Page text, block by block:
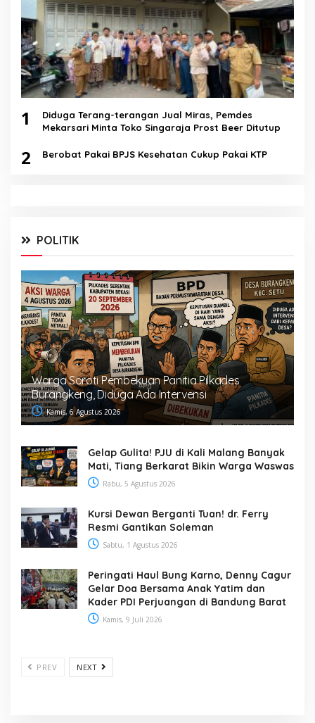
1
Diduga Terang-terangan Jual Miras, Pemdes
Mekarsari Minta Toko Singaraja Prost Beer Ditutup
2 Berobat Pakai BPJS Kesehatan Cukup Pakai KTP
POLITIK
Warga Soroti Pembekuan Panitia Pilkades
Burangkeng, Diduga Ada Intervensi
Kamis, 6 Agustus 2026
Gelap Gulita! PJU di Kali Malang Banyak
Mati, Tiang Berkarat Bikin Warga Waswas
Rabu, 5 Agustus 2026
Kursi Dewan Berganti Tuan! dr. Ferry
Resmi Gantikan Soleman
Sabtu, 1 Agustus 2026
Peringati Haul Bung Karno, Denny Cagur
Gelar Doa Bersama Anak Yatim dan
Kader PDI Perjuangan di Bandung Barat
Kamis, 9 Juli 2026
PREV NEXT